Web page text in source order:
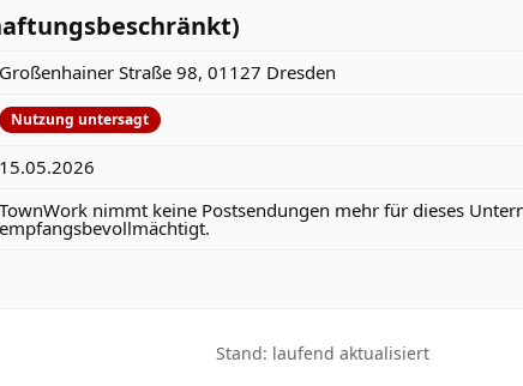
Großenhainer Straße 98, 01127 Dresden
Nutzung untersagt
15.05.2026
TownWork nimmt keine Postsendungen mehr für dieses
empfangsbevollmächtigt.
Stand: laufend aktualisiert